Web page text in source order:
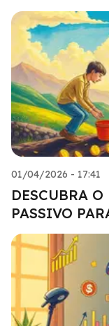
01/04/2026 - 17:41
DESCUBRA
PASSIVO